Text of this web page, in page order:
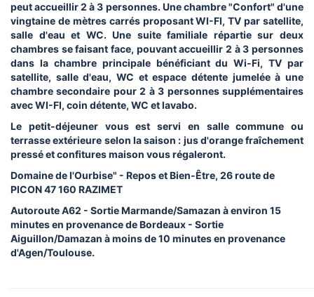
peut accueillir 2 à 3 personnes. Une chambre "Confort" d'une
vingtaine de mètres carrés proposant WI-FI, TV par satellite,
salle d'eau et WC. Une suite familiale répartie sur deux
chambres se faisant face, pouvant accueillir 2 à 3 personnes
dans la chambre principale bénéficiant du Wi-Fi, TV par
satellite, salle d'eau, WC et espace détente jumelée à une
chambre secondaire pour 2 à 3 personnes supplémentaires
avec WI-FI, coin détente, WC et lavabo.
Le petit-déjeuner vous est servi en salle commune ou
terrasse extérieure selon la saison : jus d'orange fraîchement
pressé et confitures maison vous régaleront.
Domaine de l'Ourbise" - Repos et Bien-Être, 26 route de
PICON 47 160 RAZIMET
Autoroute A62 - Sortie Marmande/Samazan à environ 15
minutes en provenance de Bordeaux - Sortie
Aiguillon/Damazan à moins de 10 minutes en provenance
d'Agen/Toulouse.